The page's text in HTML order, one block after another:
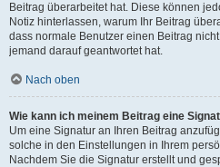
Beitrag überarbeitet hat. Diese können
Notiz hinterlassen, warum Ihr Beitrag
dass normale Benutzer einen Beitrag
jemand darauf geantwortet hat.
Nach oben
Wie kann ich meinem Beitrag eine
Um eine Signatur an Ihren Beitrag
solche in den Einstellungen in Ihrem
Nachdem Sie die Signatur erstellt und